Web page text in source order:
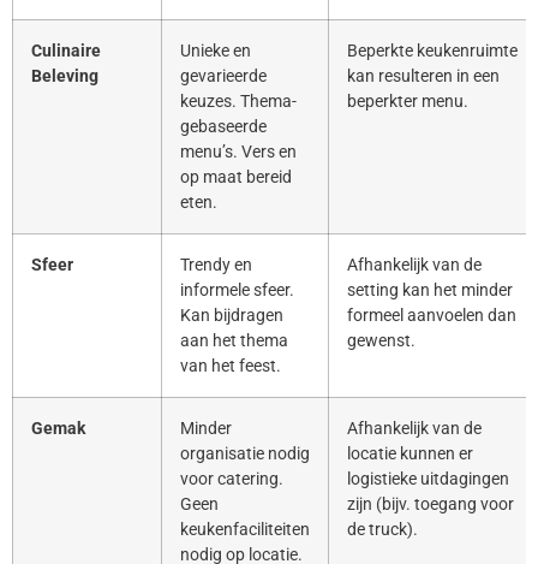
Culinaire
Beleving
Unieke en
gevarieerde
keuzes. Thema-
gebaseerde
menu’s. Vers en
op maat bereid
eten.
Beperkte keukenruimte
kan resulteren in een
beperkter menu.
Sfeer
Trendy en
informele sfeer.
Kan bijdragen
aan het thema
van het feest.
Afhankelijk van de
setting kan het minder
formeel aanvoelen dan
gewenst.
Gemak
Minder
organisatie nodig
voor catering.
Geen
keukenfaciliteiten
nodig op locatie.
Afhankelijk van de
locatie kunnen er
logistieke uitdagingen
zijn (bijv. toegang voor
de truck).